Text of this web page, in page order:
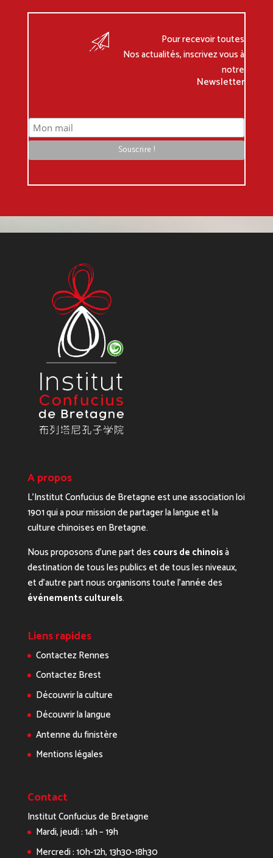
Pour recevoir toutes
Nos actualités, inscrivez vous à
notre
Newsletter
A propos
L’Institut Confucius de Bretagne est une association loi
1901 qui a pour mission de partager la langue et la
culture chinoises en Bretagne.
Nous proposons d’une part des cours de chinoisà
destination de tous les publics et de tous les niveaux,
et d’autre part nous organisons toute l’année des
événements culturels.
Liens rapides
Contactez Rennes
Contactez Brest
Découvrir la culture
Découvrir la langue
Antenne du finistère
Mentions légales
Contact
Institut Confucius de Bretagne
Mardi, jeudi : 14h – 19h
Mercredi : 10h-12h, 13h30-18h30